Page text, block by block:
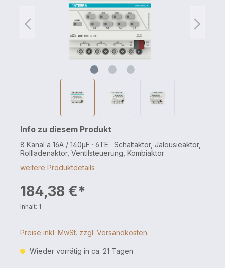
Info zu diesem Produkt
8 Kanal a 16A / 140µF · 6TE · Schaltaktor, Jalousieaktor,
Rollladenaktor, Ventilsteuerung, Kombiaktor
weitere Produktdetails
184,38 €*
Inhalt: 1
Preise inkl. MwSt. zzgl. Versandkosten
Wieder vorrätig in ca. 21 Tagen